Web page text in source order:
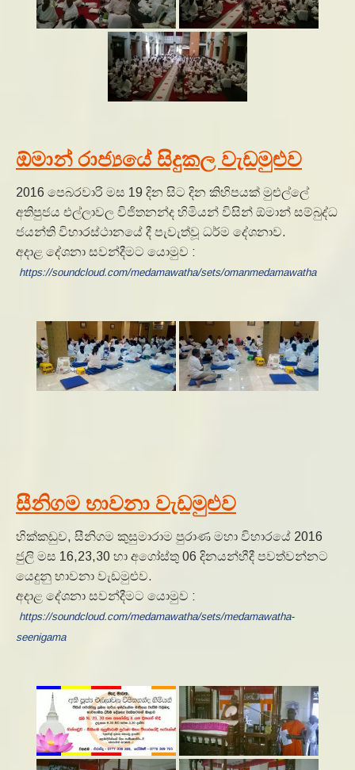
ඕමාන් රාජ්‍යයේ සිදුකල වැඩමුළුව
2016 පෙබරවාරි මස 19 දින සිට දින කිහිපයක් මුළුල්ලේ
අතිපුජය එල්ලාවල විජිතනන්ද හිමියන් විසින් ඕමාන් සම්බුද්ධ
ජයන්ති විහාරස්ථානයේ දී පැවැත්වූ ධර්ම දේශනාව.
අදාළ දේශනා සවන්දීමට යොමුව :
https://soundcloud.com/medamawatha/sets/omanmedamawatha
සීනිගම භාවනා වැඩමුළුව
හික්කඩුව, සීනිගම කුසුමාරාම පුරාණ මහා විහාරයේ 2016
ජුලි මස 16,23,30 හා අගෝස්තු 06 දිනයන්හීදී පවත්වන්නට
යෙදුනු භාවනා වැඩමුළුව.
අදාළ දේශනා සවන්දීමට යොමුව :
https://soundcloud.com/medamawatha/sets/medamawatha-
seenigama